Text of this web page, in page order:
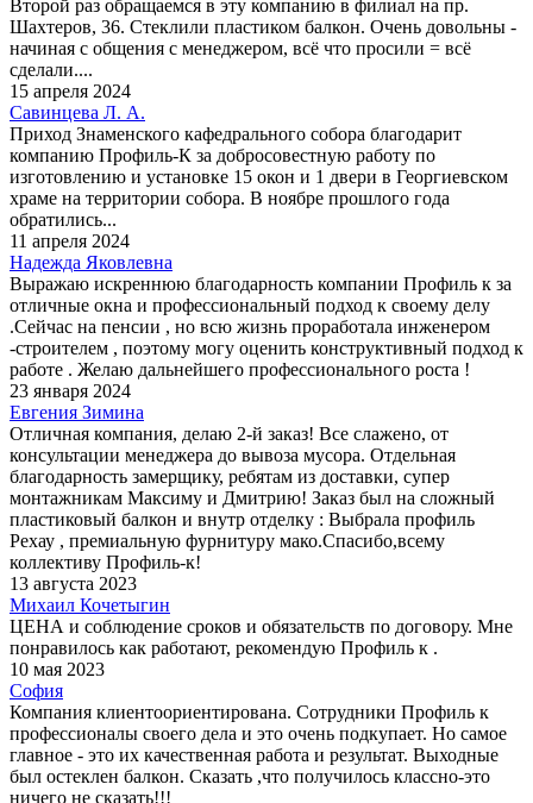
Второй раз обращаемся в эту компанию в филиал на пр.
Шахтеров, 36. Стеклили пластиком балкон. Очень довольны -
начиная с общения с менеджером, всё что просили = всё
сделали....
15 апреля 2024
Савинцева Л. А.
Приход Знаменского кафедрального собора благодарит
компанию Профиль-К за добросовестную работу по
изготовлению и установке 15 окон и 1 двери в Георгиевском
храме на территории собора. В ноябре прошлого года
обратились...
11 апреля 2024
Надежда Яковлевна
Выражаю искреннюю благодарность компании Профиль к за
отличные окна и профессиональный подход к своему делу
.Сейчас на пенсии , но всю жизнь проработала инженером
-строителем , поэтому могу оценить конструктивный подход к
работе . Желаю дальнейшего профессионального роста !
23 января 2024
Евгения Зимина
Отличная компания, делаю 2-й заказ! Все слажено, от
консультации менеджера до вывоза мусора. Отдельная
благодарность замерщику, ребятам из доставки, супер
монтажникам Максиму и Дмитрию! Заказ был на сложный
пластиковый балкон и внутр отделку : Выбрала профиль
Рехау , премиальную фурнитуру мако.Спасибо,всему
коллективу Профиль-к!
13 августа 2023
Михаил Кочетыгин
ЦЕНА и соблюдение сроков и обязательств по договору. Мне
понравилось как работают, рекомендую Профиль к .
10 мая 2023
София
Компания клиентоориентирована. Сотрудники Профиль к
профессионалы своего дела и это очень подкупает. Но самое
главное - это их качественная работа и результат. Выходные
был остеклен балкон. Сказать ,что получилось классно-это
ничего не сказать!!!